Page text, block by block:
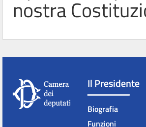
nostra
Il Presidente
Biografia
Funzioni